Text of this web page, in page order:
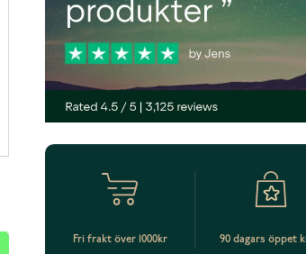
Fri frakt över 1000kr 90 dagars öppet